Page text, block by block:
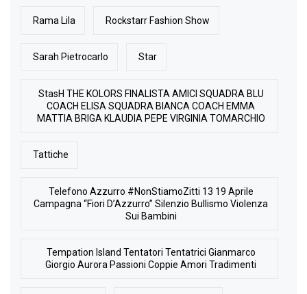
Rama Lila Rockstarr Fashion Show
Sarah Pietrocarlo Star
StasH THE KOLORS FINALISTA AMICI SQUADRA BLU
COACH ELISA SQUADRA BIANCA COACH EMMA
MATTIA BRIGA KLAUDIA PEPE VIRGINIA TOMARCHIO
Tattiche
Telefono Azzurro #NonStiamoZitti 13 19 Aprile
Campagna “Fiori D’Azzurro” Silenzio Bullismo Violenza
Sui Bambini
Tempation Island Tentatori Tentatrici Gianmarco
Giorgio Aurora Passioni Coppie Amori Tradimenti